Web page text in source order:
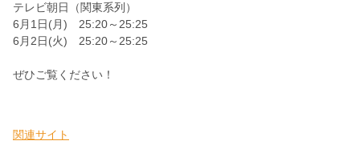
テレビ朝日（関東系列）
6月1日(月) 25:20～25:25
6月2日(火) 25:20～25:25
ぜひご覧ください！
関連サイト